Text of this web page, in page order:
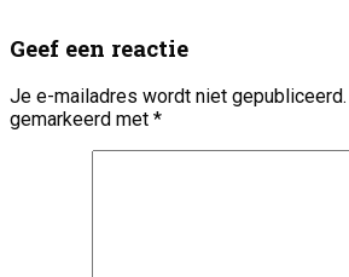
Geef een reactie
Je e-mailadres wordt niet gepubliceerd.
gemarkeerd met *